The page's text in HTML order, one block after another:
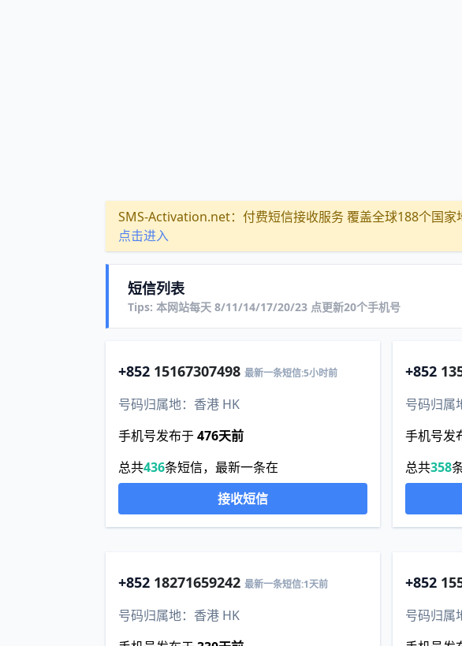
SMS-Activation.net：付费短信接收服务 覆盖全球188个
点击进入
短信列表
Tips: 本网站每天 8/11/14/17/20/23 点更新20个手机号
+852 15167307498 最新一条短信:5小时前
号码归属地：香港 HK
手机号发布于476天前
总共436条短信，最新一条在
接收短信
+852
号码归属
手机号发
总共358
+852 18271659242 最新一条短信:1天前
号码归属地：香港 HK
+852
号码归属